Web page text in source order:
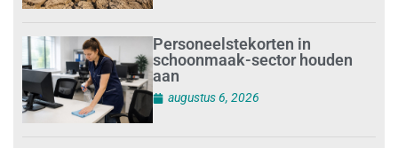
Personeelstekorten in
schoonmaak-sector houden
aan
augustus 6, 2026